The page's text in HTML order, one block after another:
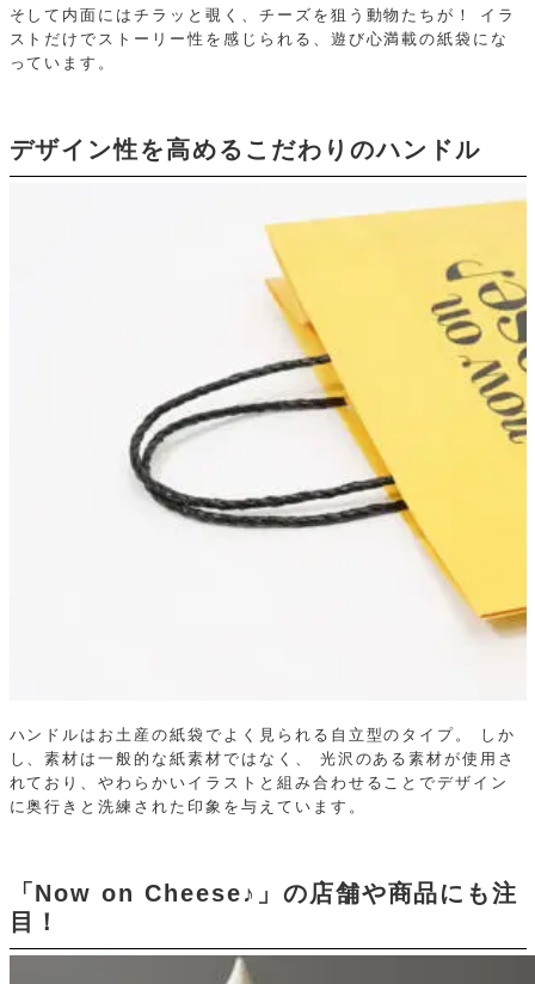
そして内面にはチラッと覗く、チーズを狙う動物たちが！
イラ
ストだけでストーリー性を感じられる、遊び心満載の紙袋にな
っています。
デザイン性を高めるこだわりのハンドル
ハンドルはお土産の紙袋でよく見られる自立型のタイプ。
しか
し、素材は一般的な紙素材ではなく、
光沢のある素材が使用さ
れており、やわらかいイラストと組み合わせることでデザイン
に奥行きと洗練された印象を与えています。
「Now on Cheese♪」の店舗や商品にも注
目！